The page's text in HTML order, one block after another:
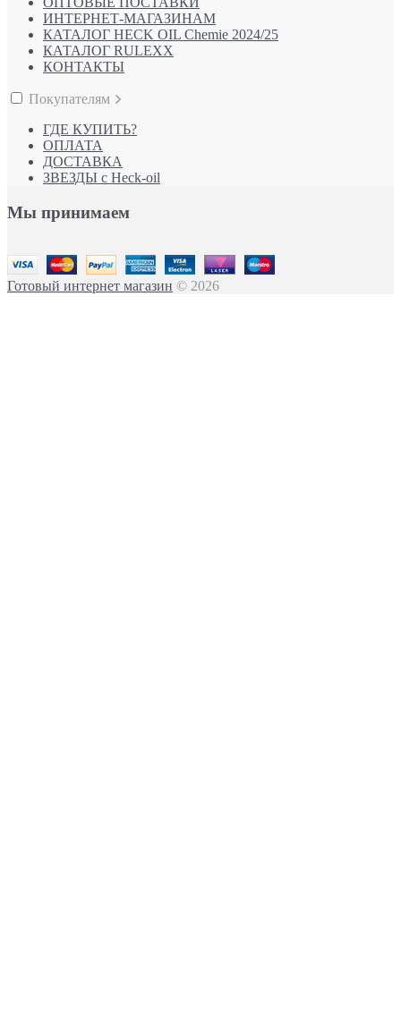
ИНТЕРНЕТ-МАГАЗИНАМ
КАТАЛОГ HECK OIL Chemie 2024/25
КАТАЛОГ RULEXX
КОНТАКТЫ
Покупателям
ГДЕ КУПИТЬ?
ОПЛАТА
ДОСТАВКА
ЗВЕЗДЫ с Heck-oil
Мы принимаем
Готовый интернет магазин © 2026